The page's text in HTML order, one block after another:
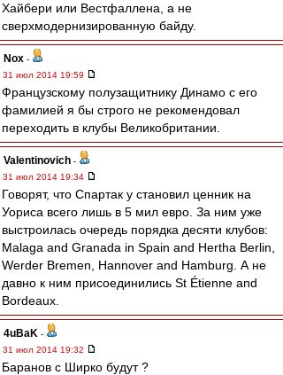
Хайбери или Вестфаллена, а не
сверхмодернизированную байду.
Nox -
31 июл 2014 19:59
Французскому полузащитнику Динамо с его
фамилией я бы строго не рекомендовал
переходить в клубы Великобритании.
Valentinovich -
31 июл 2014 19:34
Говорят, что Спартак у становил ценник на
Уориса всего лишь в 5 мил евро. За ним уже
выстроилась очередь порядка десяти клубов:
Malaga and Granada in Spain and Hertha Berlin,
Werder Bremen, Hannover and Hamburg. А не
давно к ним присоединились St Étienne and
Bordeaux.
4uBaK -
31 июл 2014 19:32
Баранов с Ширко будут ?